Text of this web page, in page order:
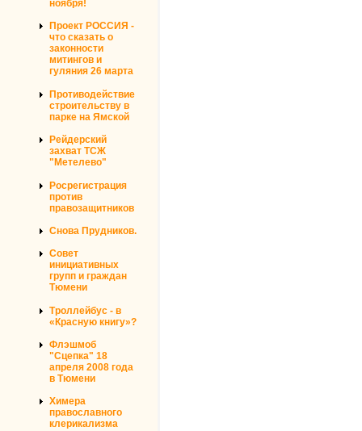
ноября!
Проект РОССИЯ -
что сказать о
законности
митингов и
гуляния 26 марта
Противодействие
строительству в
парке на Ямской
Рейдерский
захват ТСЖ
"Метелево"
Росрегистрация
против
правозащитников
Снова Прудников.
Совет
инициативных
групп и граждан
Тюмени
Троллейбус - в
«Красную книгу»?
Флэшмоб
"Сцепка" 18
апреля 2008 года
в Тюмени
Химера
православного
клерикализма